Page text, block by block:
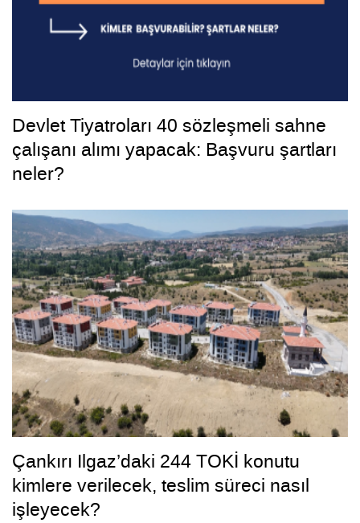
Devlet Tiyatroları 40 sözleşmeli sahne
çalışanı alımı yapacak: Başvuru şartları
neler?
Çankırı Ilgaz’daki 244 TOKİ konutu
kimlere verilecek, teslim süreci nasıl
işleyecek?